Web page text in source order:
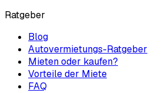
Ratgeber
Blog
Autovermietungs-Ratgeber
Mieten oder kaufen?
Vorteile der Miete
FAQ